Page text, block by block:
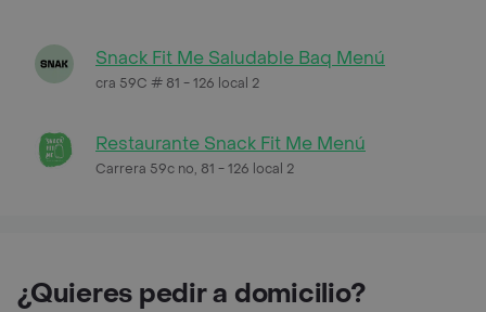
Snack Fit Me Saludable Baq Menú
cra 59C # 81 - 126 local 2
Restaurante Snack Fit Me Menú
Carrera 59c no, 81 - 126 local 2
¿Quieres pedir a domicilio?